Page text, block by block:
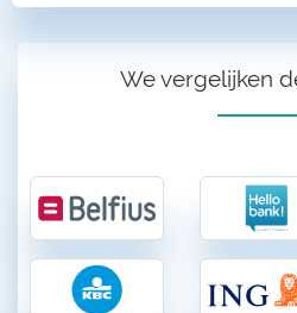
We vergelijken